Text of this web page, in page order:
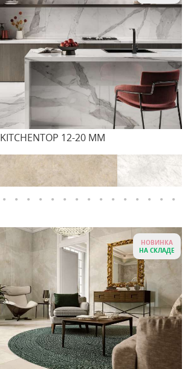
KITCHENTOP 12-20 MM
НОВИНКА
НА СКЛАДЕ